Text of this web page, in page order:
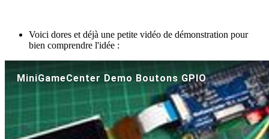
Voici dores et déjà une petite vidéo de démonstration pour
bien comprendre l'idée :